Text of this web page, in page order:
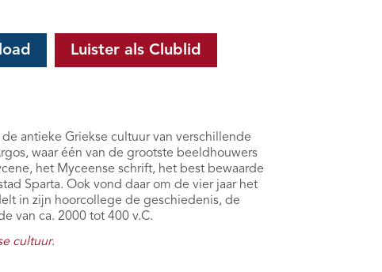
Luister als Clublid
antieke Griekse cultuur van verschillende
waar één van de grootste beeldhouwers
het Myceense schrift, het best bewaarde
Sparta. Ook vond daar om de vier jaar het
in zijn hoorcollege de geschiedenis, de
van ca. 2000 tot 400 v.C.
cultuur.